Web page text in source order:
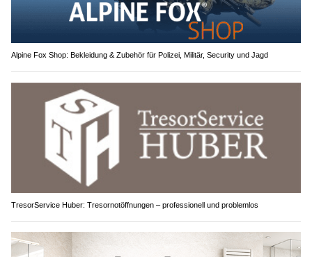
Alpine Fox Shop: Bekleidung & Zubehör für Polizei, Militär, Security und Jagd
TresorService Huber: Tresornotöffnungen – professionell und problemlos